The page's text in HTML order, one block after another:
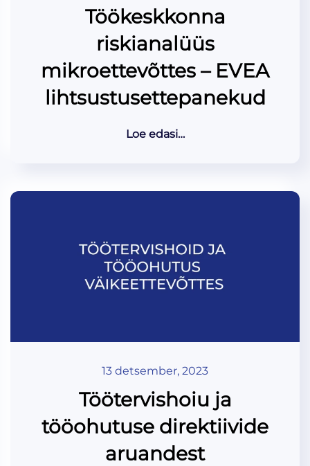
Töökeskkonna
riskianalüüs
mikroettevõttes – EVEA
lihtsustusettepanekud
Loe edasi…
13 detsember, 2023
Töötervishoiu ja
tööohutuse direktiivide
aruandest